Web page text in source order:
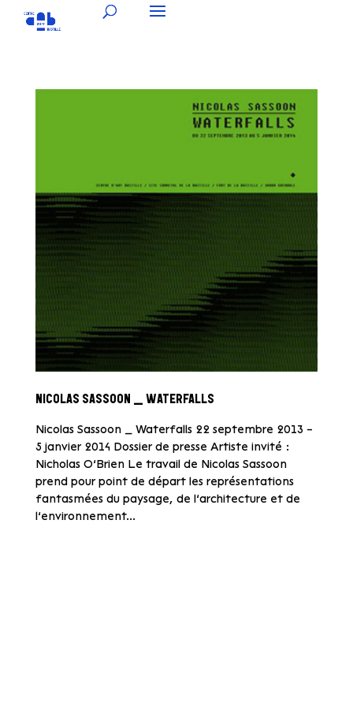
NICOLAS SASSOON _ WATERFALLS
Nicolas Sassoon _ Waterfalls 22 septembre 2013 –
5 janvier 2014 Dossier de presse Artiste invité :
Nicholas O’Brien Le travail de Nicolas Sassoon
prend pour point de départ les représentations
fantasmées du paysage, de l’architecture et de
l’environnement...